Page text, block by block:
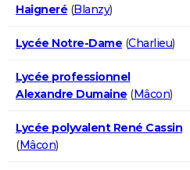
Haigneré (Blanzy)
Lycée Notre-Dame (Charlieu)
Lycée professionnel
Alexandre Dumaine (Mâcon)
Lycée polyvalent René Cassin
(Mâcon)